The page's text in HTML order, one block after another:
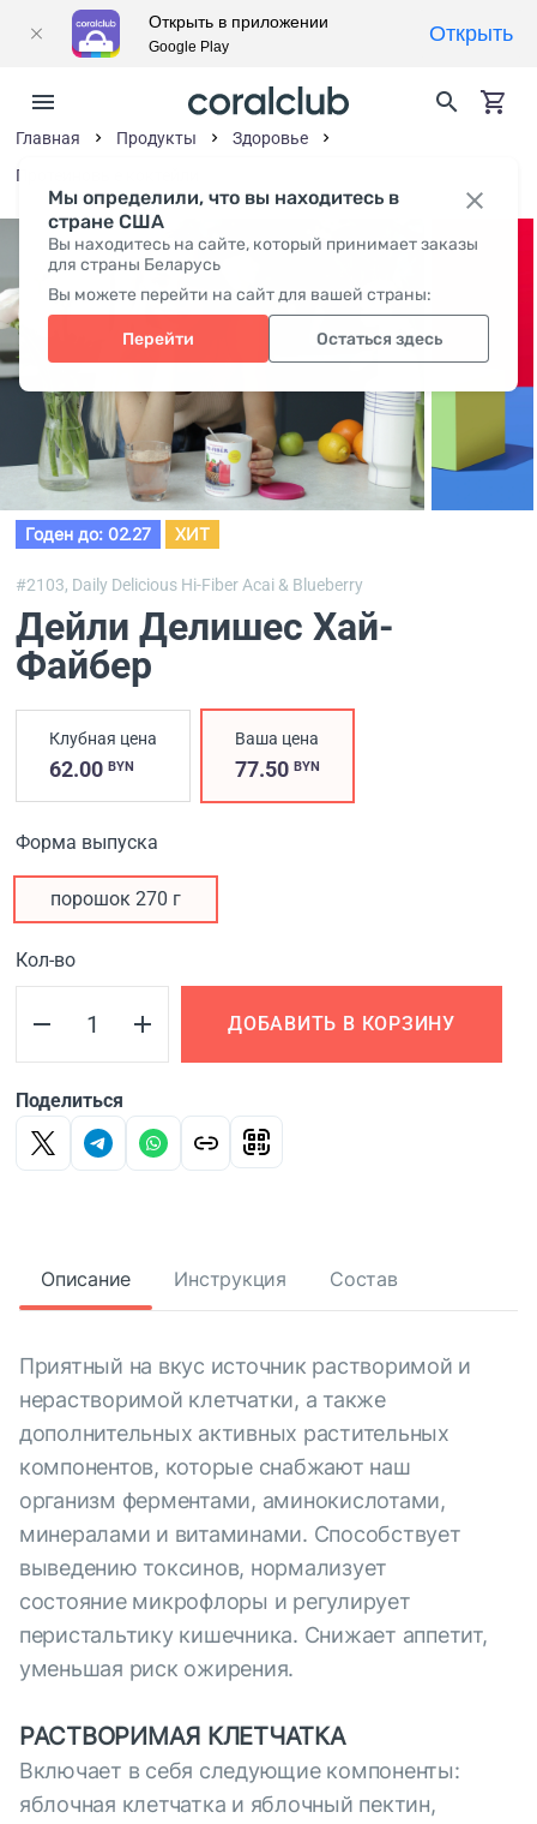
Мы определили, что вы находитесь в
стране США
Вы находитесь на сайте, который принимает заказы
для страны Беларусь
Вы можете перейти на сайт для вашей страны:
Перейти Остаться здесь
Главная Продукты
Здоровье
Протеиновые коктейли
Годен до: 02.27 ХИТ
#2103, Daily Delicious Hi-Fiber Acai & Blueberry
Дейли Делишес Хай-
Файбер
Клубная цена
62.00 BYN
Ваша цена
77.50BYN
Форма выпуска
порошок 270 г
Кол-во
ДОБАВИТЬ В КОРЗИНУ
Поделиться
Описание Инструкция Состав
Приятный на вкус источник растворимой и
нерастворимой клетчатки, а также
дополнительных активных растительных
компонентов, которые снабжают наш
организм ферментами, аминокислотами,
минералами и витаминами. Способствует
выведению токсинов, нормализует
состояние микрофлоры и регулирует
перистальтику кишечника. Снижает аппетит,
уменьшая риск ожирения.
РАСТВОРИМАЯ КЛЕТЧАТКА
Включает в себя следующие компоненты:
яблочная клетчатка и яблочный пектин,
Открыть в приложении
Google Play
Открыть